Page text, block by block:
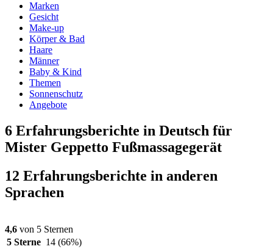
Marken
Gesicht
Make-up
Körper & Bad
Haare
Männer
Baby & Kind
Themen
Sonnenschutz
Angebote
6 Erfahrungsberichte in Deutsch für
Mister Geppetto Fußmassagegerät
12 Erfahrungsberichte in anderen
Sprachen
4,6 von 5 Sternen
5 Sterne 14 (66%)